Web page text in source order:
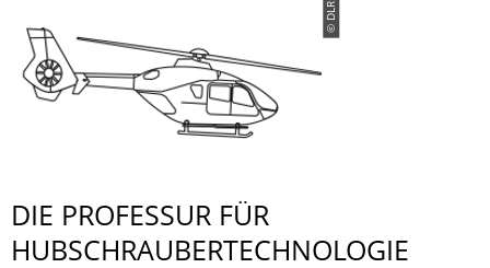
© DLR
DIE PROFESSUR FÜR
HUBSCHRAUBER­TECHNOLOGIE